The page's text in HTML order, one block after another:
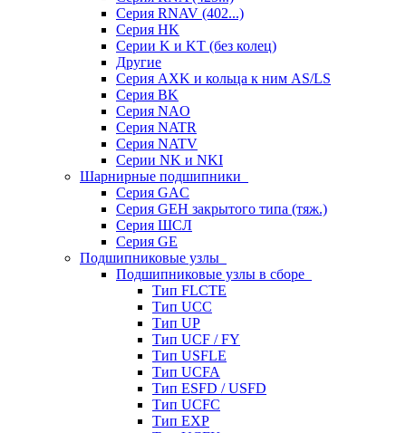
Серия RNAV (402...)
Серия HK
Серии K и KT (без колец)
Другие
Серия AXK и кольца к ним AS/LS
Серия BK
Серия NAO
Серия NATR
Серия NATV
Серии NK и NKI
Шарнирные подшипники
Серия GAC
Серия GEH закрытого типа (тяж.)
Серия ШСЛ
Серия GE
Подшипниковые узлы
Подшипниковые узлы в сборе
Тип FLCTE
Тип UCC
Тип UP
Тип UCF / FY
Тип USFLE
Тип UCFA
Тип ESFD / USFD
Тип UCFC
Тип EXP